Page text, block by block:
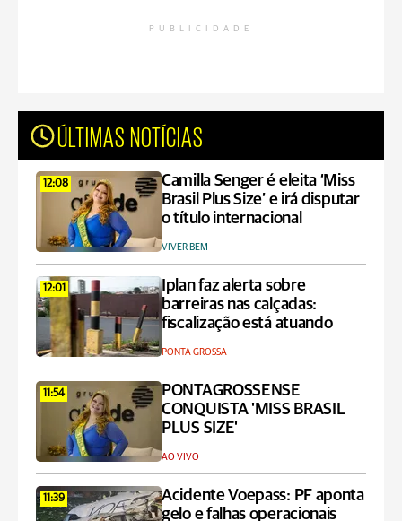
PUBLICIDADE
ÚLTIMAS NOTÍCIAS
12:08
Camilla Senger é eleita ‘Miss
Brasil Plus Size’ e irá disputar
o título internacional
VIVER BEM
12:01
Iplan faz alerta sobre
barreiras nas calçadas:
fiscalização está atuando
PONTA GROSSA
11:54
PONTAGROSSENSE
CONQUISTA 'MISS BRASIL
PLUS SIZE'
AO VIVO
11:39
Acidente Voepass: PF aponta
gelo e falhas operacionais